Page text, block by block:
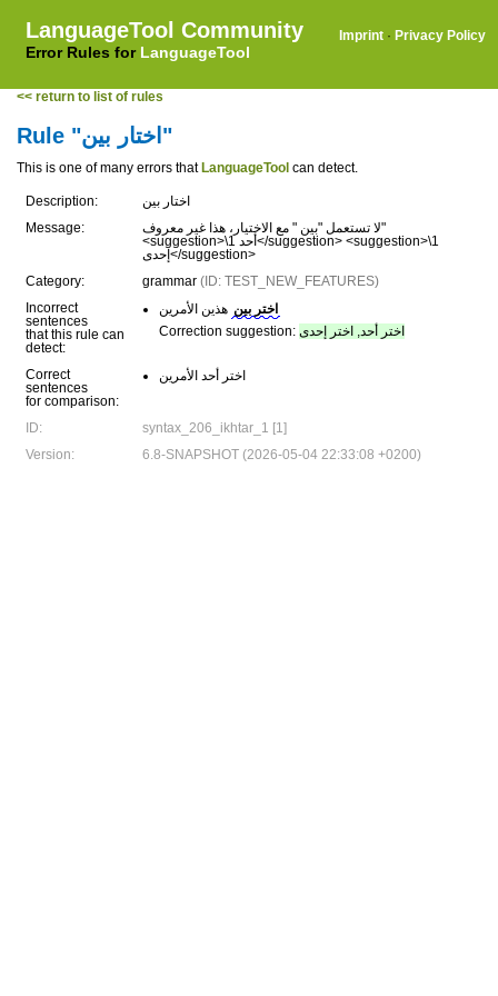
LanguageTool Community
Error Rules for LanguageTool
Imprint · Privacy Policy
<< return to list of rules
Rule "اختار بين"
This is one of many errors that LanguageTool can detect.
Description:
اختار بين
Message:
لا تستعمل "بين " مع الاختيار، هذا غير معروف"
<suggestion>\1 أحد</suggestion> <suggestion>\1
إحدى</suggestion>
Category:
grammar (ID: TEST_NEW_FEATURES)
Incorrect
sentences
that this rule can
detect:
اختر بين هذين الأمرين
Correction suggestion: اختر أحد, اختر إحدى
Correct
sentences
for comparison:
اختر أحد الأمرين
ID:
syntax_206_ikhtar_1 [1]
Version:
6.8-SNAPSHOT (2026-05-04 22:33:08 +0200)